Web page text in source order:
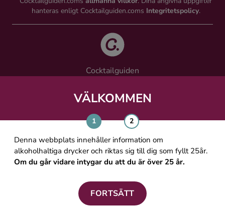
VÄLKOMMEN
Denna webbplats innehåller information om
alkoholhaltiga drycker och riktas sig till dig som fyllt 25år.
Om du går vidare intygar du att du är över 25 år.
FORTSÄTT
hanteras enligt Cocktailguiden.coms Integritetspolicy.
Cocktailguiden
Västra Järnvägsgatan 21, 111 64 Stockholm
ALLMÄNNA VILLKOR
PERSONUPPGIFTSPOLICY